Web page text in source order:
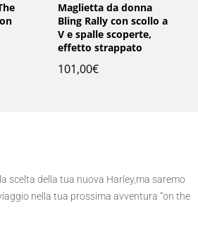
Maglietta da donna
Bling Rally con scollo a
V e spalle scoperte,
effetto strappato
101,00€
scelta della tua nuova Harley,ma saremo
nella tua prossima avventura “on the